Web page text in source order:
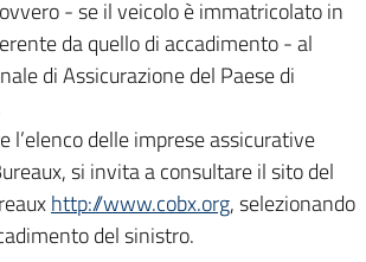
- se il veicolo è immatricolato in
da quello di accadimento - al
di Assicurazione del Paese di
l’elenco delle imprese assicurative
si invita a consultare il sito del
http://www.cobx.org, selezionando
del sinistro.